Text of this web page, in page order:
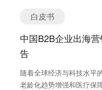
白皮书
中国B2B企业出海
告
随着全球经济与科技水平
老龄化趋势增强和医疗保